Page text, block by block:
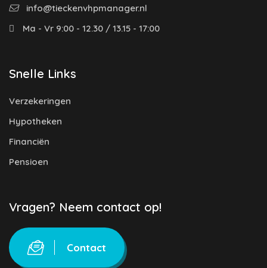
info@tieckenvhpmanager.nl
Ma - Vr 9:00 - 12.30 / 13.15 - 17:00
Snelle Links
Verzekeringen
Hypotheken
Financiën
Pensioen
Vragen? Neem contact op!
Contact